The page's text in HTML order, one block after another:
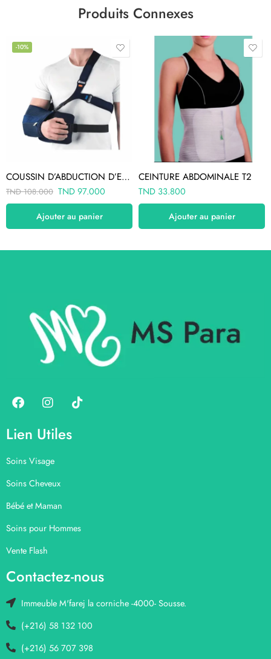
Produits Connexes
-10%
COUSSIN D’ABDUCTION D’EPAULE 15°/30°
TND108.000 TND97.000
Ajouter au panier
CEINTURE ABDOMINALE T2
TND 33.800
Ajouter au panier
Lien Utiles
Soins Visage
Soins Cheveux
Bébé et Maman
Soins pour Hommes
Vente Flash
Contactez-nous
Immeuble M'farej la corniche -4000- Sousse.
(+216) 58 132 100
(+216) 56 707 398